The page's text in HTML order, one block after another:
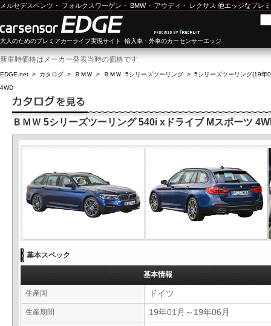
メルセデスベンツ ・ フォルクスワーゲン ・ BMW・ アウディ ・ レクサス 他エッジなプレ
大人のためのプレミアカーライフ実現サイト 輸入車・外車のカーセンサーエッジ
新車時価格はメーカー発表当時の価格です
EDGE.net > カタログ > ＢＭＷ > ＢＭＷ 5シリーズツーリング > 5シリーズツーリング(19年
4WD
ＢＭＷ 5シリーズツーリング 540i xドライブ Mスポーツ
基本スペック
基本情報
生産国 ドイツ
生産期間 19年01月～19年06月